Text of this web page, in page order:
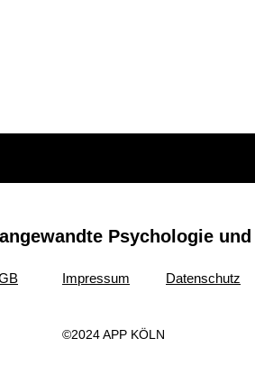
Psychologie
Impressum Datenschutz
©2024 APP KÖLN